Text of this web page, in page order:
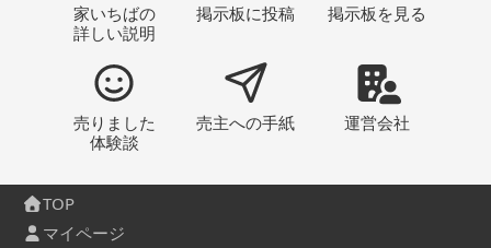
家いちばの
詳しい説明
掲示板に投稿 掲示板 を見る
売りました
体験談
売主への手紙 運営会社
TOP
マイページ